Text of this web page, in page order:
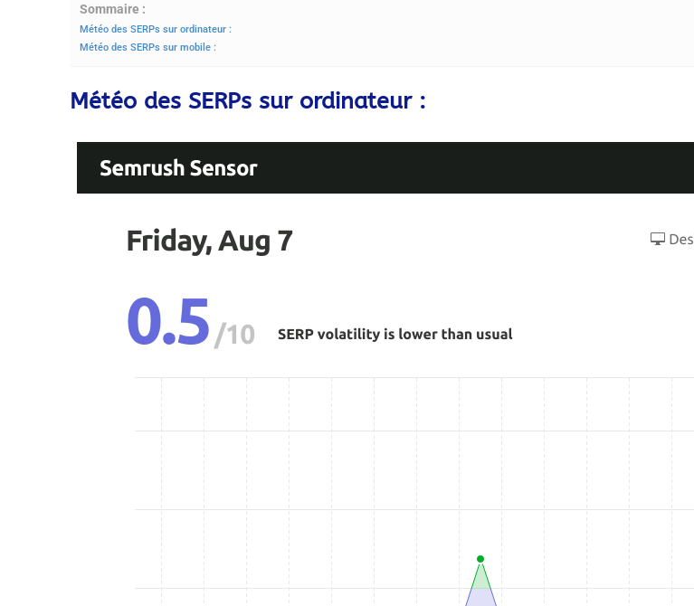
Sommaire :
Météo des SERPs sur ordinateur :
Météo des SERPs sur mobile :
Météo des SERPs sur ordinateur :